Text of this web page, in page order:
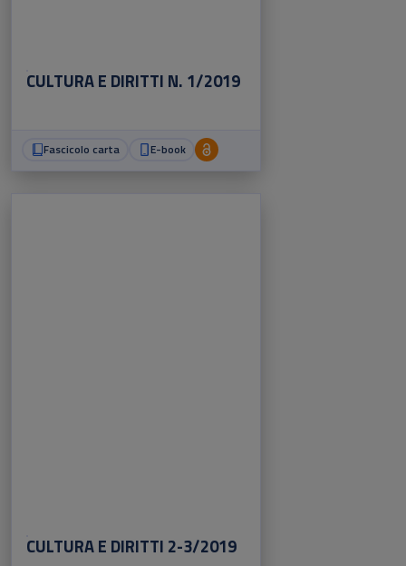
CULTURA E DIRITTI N. 1/2019
Fascicolo carta E-book
CULTURA E DIRITTI 2-3/2019